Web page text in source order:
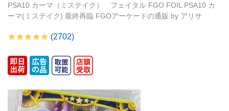
PSA10 カーマ（ミステイク） フェイタル FGO FOIL PSA10 カ
ーマ(ミステイク) 最終再臨 FGOアーケードの通販 by アリサ
(2702)